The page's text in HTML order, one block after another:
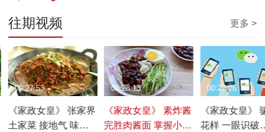
往期视频 更多 >
《家政女皇》 张家界
土家菜 接地气 味道
00:27:53
《家政女皇》 素炸酱
完胜肉酱面 掌握小窍
00:28:13
《家政女皇》
花样 一眼识破
00:27:26